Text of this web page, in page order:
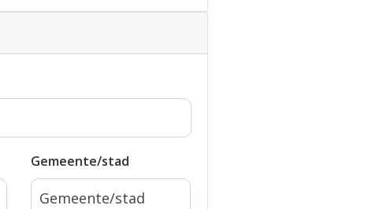
Gemeente/stad